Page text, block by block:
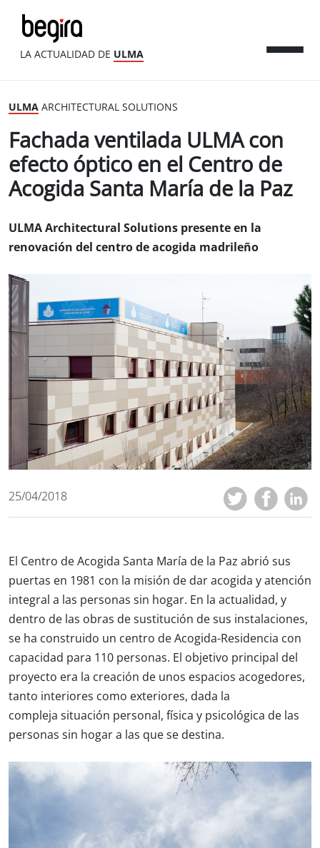
LA ACTUALIDAD DE ULMA
ULMA ARCHITECTURAL SOLUTIONS
Fachada ventilada ULMA con
efecto óptico en el Centro de
Acogida Santa María de la Paz
ULMA Architectural Solutions presente en la
renovación del centro de acogida madrileño
25/04/2018
El Centro de Acogida Santa María de la Paz abrió sus
puertas en 1981 con la misión de dar acogida y atención
integral a las personas sin hogar. En la actualidad, y
dentro de las obras de sustitución de sus instalaciones,
se ha construido un centro de Acogida-Residencia con
capacidad para 110 personas. El objetivo principal del
proyecto era la creación de unos espacios acogedores,
tanto interiores como exteriores, dada la
compleja situación personal, física y psicológica de las
personas sin hogar a las que se destina.